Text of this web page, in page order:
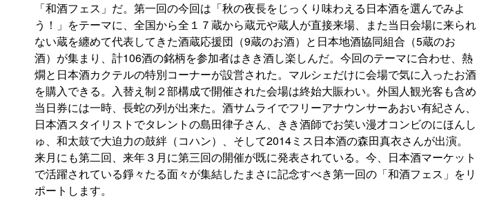
「和酒フェス」だ。第一回の今回は「秋の夜長をじっくり味わえる日本酒を選んでみよ
う！」をテーマに、全国から全１７蔵から蔵元や蔵人が直接来場、また当日会場に来られ
ない蔵を纏めて代表してきた酒蔵応援団（9蔵のお酒）と日本地酒協同組合（5蔵のお
酒）が集まり、計106酒の銘柄を参加者はきき酒し楽しんだ。今回のテーマに合わせ、熱
燗と日本酒カクテルの特別コーナーが設営された。マルシェだけに会場で気に入ったお酒
を購入できる。入替え制２部構成で開催された会場は終始大賑わい。外国人観光客も含め
当日券には一時、長蛇の列が出来た。酒サムライでフリーアナウンサーあおい有紀さん、
日本酒スタイリストでタレントの島田律子さん、きき酒師でお笑い漫才コンビのにほんし
ゅ、和太鼓で大迫力の鼓絆（コハン）、そして2014ミス日本酒の森田真衣さんが出演。
来月にも第二回、来年３月に第三回の開催が既に発表されている。今、日本酒マーケット
で活躍されている錚々たる面々が集結したまさに記念すべき第一回の「和酒フェス」をリ
ポートします。